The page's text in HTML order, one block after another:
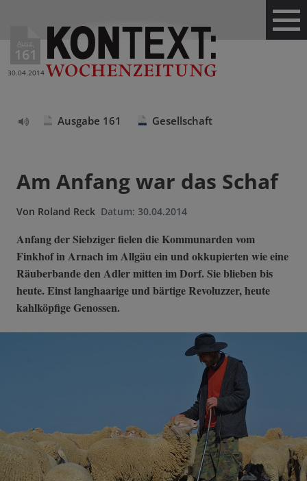
Ausg.
161
30.04.2014
Ausgabe 161 Gesellschaft
Am Anfang war das Schaf
Von Roland Reck Datum: 30.04.2014
Anfang der Siebziger fielen die Kommunarden vom
Finkhof in Arnach im Allgäu ein und okkupierten wie eine
Räuberbande den Adler mitten im Dorf. Sie blieben bis
heute. Einst langhaarige und bärtige Revoluzzer, heute
kahlköpfige Genossen.